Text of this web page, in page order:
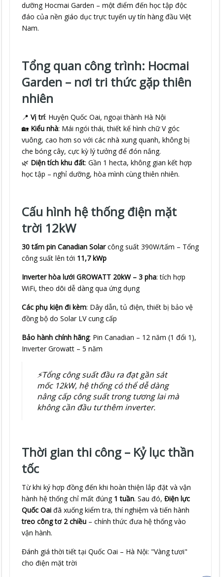
dưỡng Hocmai Garden – một điểm đến học tập độc
đáo của nền giáo dục trực tuyến uy tín hàng đầu Việt
Nam.
Tổng quan công trình: Hocmai
Garden – nơi tri thức gặp thiên
nhiên
📍Vị trí: Huyện Quốc Oai, ngoại thành Hà Nội
🏡 Kiểu nhà: Mái ngói thái, thiết kế hình chữ V góc
vuông, cao hơn so với các nhà xung quanh, không bị
che bóng cây, cực kỳ lý tưởng để đón nắng.
🌿 Diện tích khu đất: Gần 1 hecta, không gian kết hợp
học tập – nghỉ dưỡng, hòa mình cùng thiên nhiên.
Cấu hình hệ thống điện mặt
trời 12kW
30 tấm pin Canadian Solarcông suất 390W/tấm – Tổng
công suất lên tới 11,7 kWp
Inverter hòa lưới GROWATT 20kW – 3 pha: tích hợp
WiFi, theo dõi dễ dàng qua ứng dụng
Các phụ kiện đi kèm: Dây dẫn, tủ điện, thiết bị bảo vệ
đồng bộ do Solar LV cung cấp
Bảo hành chính hãng: Pin Canadian – 12 năm (1 đổi 1),
Inverter Growatt – 5 năm
⚡️Tổng công suất đầu ra đạt gần sát
mốc 12kW, hệ thống có thể dễ dàng
nâng cấp công suất trong tương lai mà
không cần đầu tư thêm inverter.
Thời gian thi công – Kỷ lục thần
tốc
Từ khi ký hợp đồng đến khi hoàn thiện lắp đặt và vận
hành hệ thống chỉ mất đúng 1 tuần. Sau đó,Điện lực
Quốc Oai đã xuống kiểm tra, thí nghiệm và tiến hành
treo công tơ 2 chiều – chính thức đưa hệ thống vào
vận hành.
Đánh giá thời tiết tại Quốc Oai – Hà Nội: "Vàng tươi"
cho điện mặt trời